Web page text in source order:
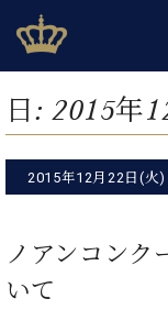
to
content
ベヒシュタインジ
BECHSTEIN JAPAN
タ
ロ
グ
ベ
ヒ
ュ
示
ベ
ヒ
シ
イ
ド
イ
ツ
器
メ
ル
マ
員
シ
イ
で、
企
業
情
採
用
日: 2015年
2015年12月22日(火)
ノアンコンク
いて